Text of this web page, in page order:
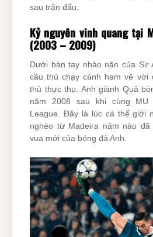
sau trận đấu.
Kỷ nguyên vinh quang tại
(2003 – 2009)
Dưới bàn tay nhào nặn của Sir
cầu thủ chạy cánh ham vẽ vời
thủ thực thụ. Anh giành Quả
năm 2008 sau khi cùng MU
League. Đây là lúc cả thế giới
nghèo từ Madeira năm nào
vua mới của bóng đá Anh.